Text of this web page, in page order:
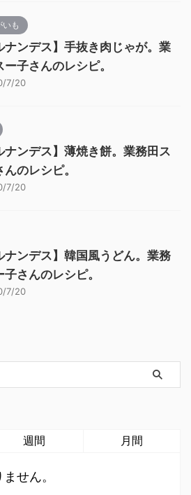
いも
ナンデス】手抜き肉じゃが。業
ー子さんのレシピ。
7/20
ナンデス】薄焼き餅。業務田ス
んのレシピ。
7/20
ナンデス】韓国風うどん。業務
子さんのレシピ。
7/20
週間 月間
せん。